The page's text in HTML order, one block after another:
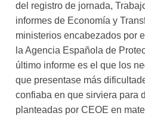
del registro de jornada,
informes de Economía y
ministerios encabezados por
la Agencia Española de
último informe es el que los
que presentase más
confiaba en que sirviera para
planteadas por CEOE en